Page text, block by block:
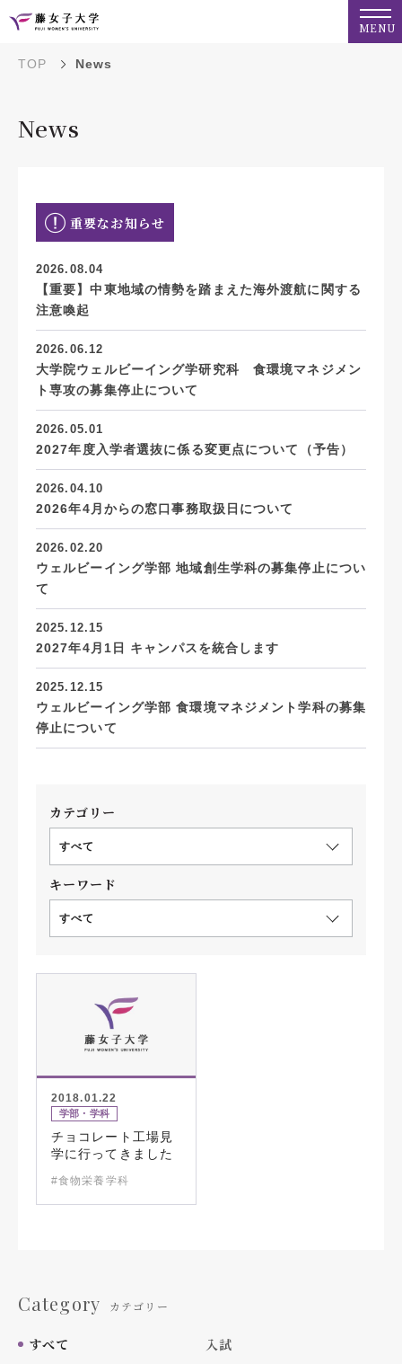
MENU
TOP News
News
重要なお知らせ
2026.08.04
【重要】中東地域の情勢を踏まえた海外渡航に関する
注意喚起
2026.06.12
大学院ウェルビーイング学研究科 食環境マネジメン
ト専攻の募集停止について
2026.05.01
2027年度入学者選抜に係る変更点について（予告）
2026.04.10
2026年4月からの窓口事務取扱日について
2026.02.20
ウェルビーイング学部 地域創生学科の募集停止につい
て
2025.12.15
2027年4月1日 キャンパスを統合します
2025.12.15
ウェルビーイング学部 食環境マネジメント学科の募集
停止について
カテゴリー
すべて
キーワード
すべて
2018.01.22
学部・学科
チョコレート工場見
学に行ってきました
#食物栄養学科
Category カテゴリー
すべて
入試